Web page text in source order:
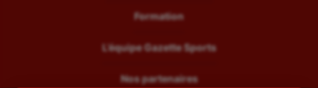
Formation
L’équipe Gazette Sports
Nos partenaires